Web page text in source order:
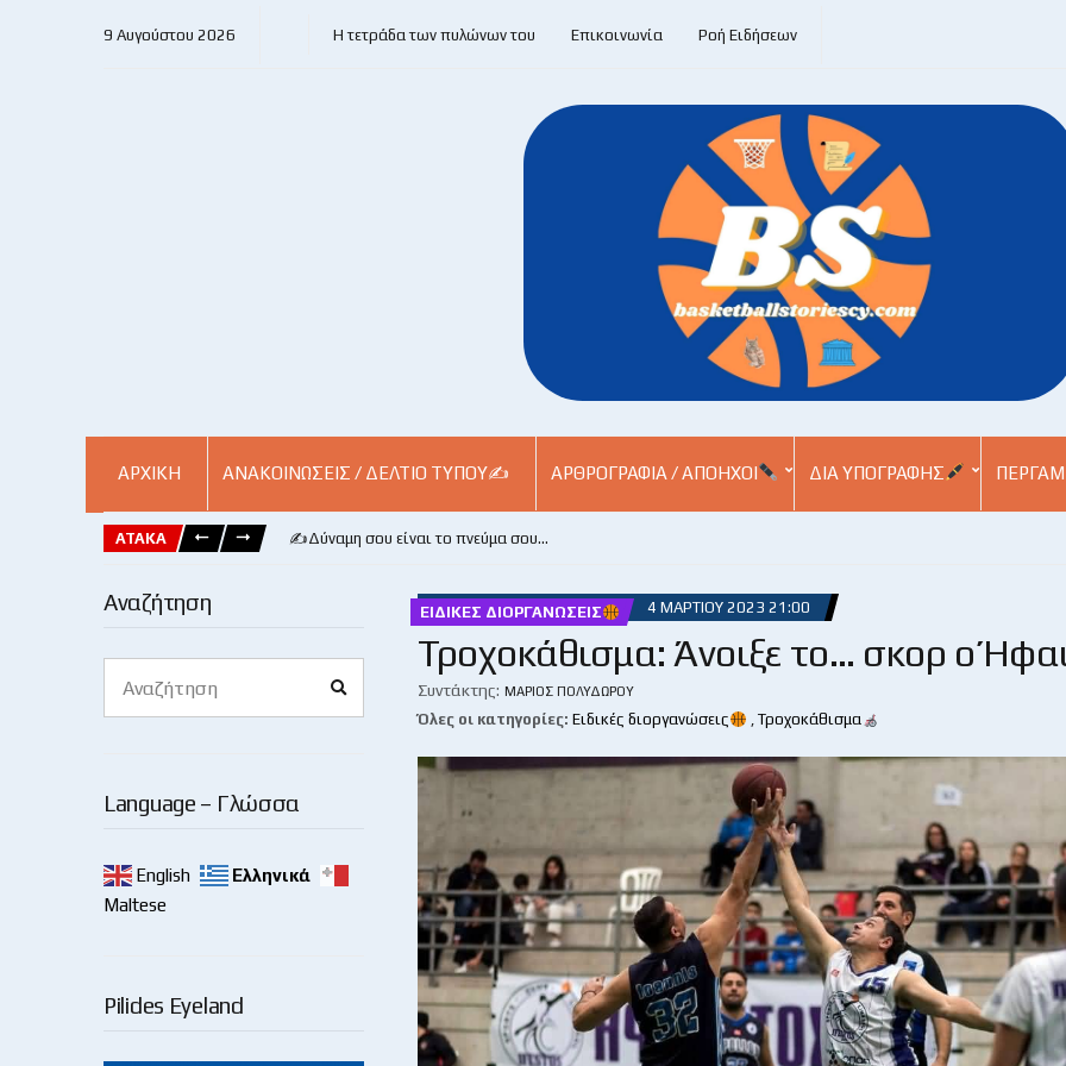
9 Αυγούστου 2026 Η τετράδα των πυλώνων του Επικοινωνία Ροή Ειδήσεων
ΑΡΧΙΚΗ ΑΝΑΚΟΙΝΏΣΕΙΣ / ΔΕΛΤΊΟ ΤΎΠΟΥ✍ ΑΡΘΡΟΓΡΑΦΊΑ / ΑΠΌΗΧΟΙ ΔΙΑ ΥΠΟΓΡΑΦΉΣ
ΑΤΑΚΑ ✍️Δύναμη σου είναι το πνεύμα σου…
Αναζήτηση
for:
Language – Γλώσσα
English
Ελληνικά
Maltese
Pilides Eyeland
ΕΙΔΙΚΈΣ ΔΙΟΡΓΑΝΏΣΕΙΣ 4 ΜΑΡΤΊΟΥ 2023 21:00
Τροχοκάθισμα: Άνοιξε το… σκορ ο
Συντάκτης: ΜΆΡΙΟΣ ΠΟΛΥΔΏΡΟΥ
Όλες οι κατηγορίες: Ειδικές διοργανώσεις , Τροχοκάθισμα